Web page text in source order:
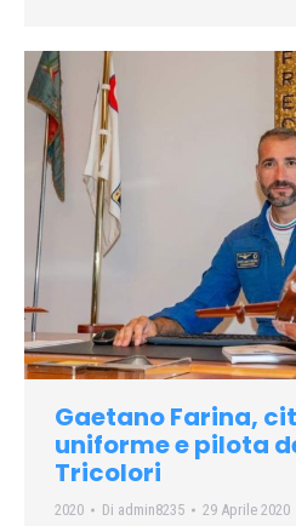
Gaetano Farina,
uniforme e pilota
Tricolori
2020 Di admin8235 29 Aprile 2020